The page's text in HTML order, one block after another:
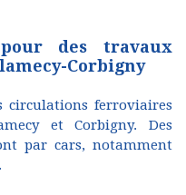
des travaux
Corbigny
circulations ferroviaires
et Corbigny. Des
par cars, notamment